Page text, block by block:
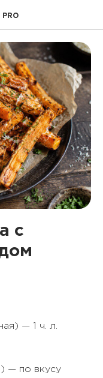
с
— 1 ч. л.
— по вкусу